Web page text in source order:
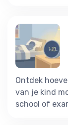
Ontdek
van je kind
school of